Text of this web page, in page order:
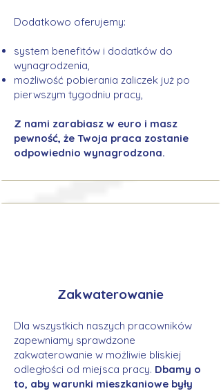
Dodatkowo oferujemy:
system benefitów i dodatków do
wynagrodzenia,
możliwość pobierania zaliczek już po
pierwszym tygodniu pracy,
Z nami zarabiasz w euro i masz
pewność, że Twoja praca zostanie
odpowiednio wynagrodzona.
Zakwaterowanie
Dla wszystkich naszych pracowników
zapewniamy sprawdzone
zakwaterowanie w możliwie bliskiej
odległości od miejsca pracy. Dbamy o
to, aby warunki mieszkaniowe były